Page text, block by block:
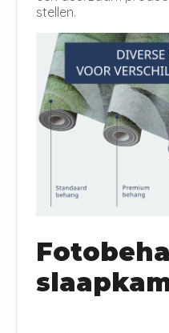
stellen.